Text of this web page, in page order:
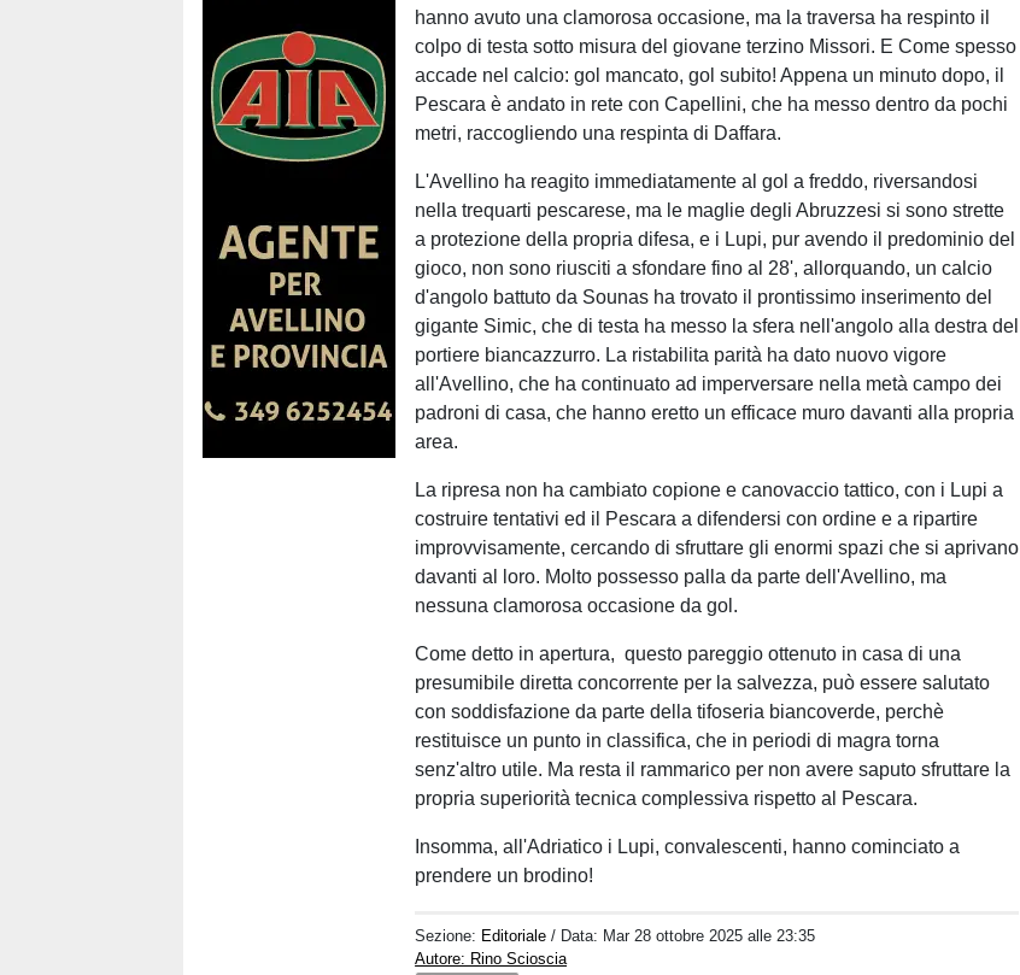
hanno avuto una clamorosa occasione, ma la traversa ha respinto il
colpo di testa sotto misura del giovane terzino Missori. E Come spesso
accade nel calcio: gol mancato, gol subito! Appena un minuto dopo, il
Pescara è andato in rete con Capellini, che ha messo dentro da pochi
metri, raccogliendo una respinta di Daffara.
L'Avellino ha reagito immediatamente al gol a freddo, riversandosi
nella trequarti pescarese, ma le maglie degli Abruzzesi si sono strette
a protezione della propria difesa, e i Lupi, pur avendo il predominio del
gioco, non sono riusciti a sfondare fino al 28', allorquando, un calcio
d'angolo battuto da Sounas ha trovato il prontissimo inserimento del
gigante Simic, che di testa ha messo la sfera nell'angolo alla destra del
portiere biancazzurro. La ristabilita parità ha dato nuovo vigore
all'Avellino, che ha continuato ad imperversare nella metà campo dei
padroni di casa, che hanno eretto un efficace muro davanti alla propria
area.
La ripresa non ha cambiato copione e canovaccio tattico, con i Lupi a
costruire tentativi ed il Pescara a difendersi con ordine e a ripartire
improvvisamente, cercando di sfruttare gli enormi spazi che si aprivano
davanti al loro. Molto possesso palla da parte dell'Avellino, ma
nessuna clamorosa occasione da gol.
Come detto in apertura, questo pareggio ottenuto in casa di una
presumibile diretta concorrente per la salvezza, può essere salutato
con soddisfazione da parte della tifoseria biancoverde, perchè
restituisce un punto in classifica, che in periodi di magra torna
senz'altro utile. Ma resta il rammarico per non avere saputo sfruttare la
propria superiorità tecnica complessiva rispetto al Pescara.
Insomma, all'Adriatico i Lupi, convalescenti, hanno cominciato a
prendere un brodino!
Sezione: Editoriale / Data: Mar 28 ottobre 2025 alle 23:35
Autore: Rino Scioscia